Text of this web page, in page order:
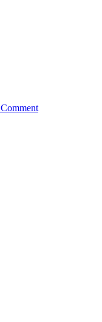
Comment